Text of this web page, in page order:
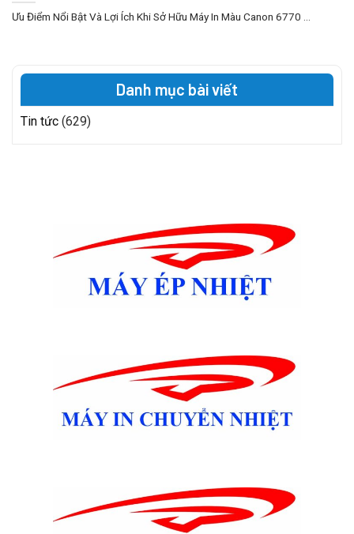
Danh mục bài viết
Tin tức (629)
Ưu Điểm Nổi Bật Và Lợi Ích Khi Sở Hữu Máy In Màu Canon 6770 ...